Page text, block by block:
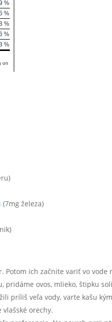
(7mg železa)
Potom ich začnite variť vo
pridáme ovos, mlieko, štipku
príliš veľa vody, varte kašu
orechy.